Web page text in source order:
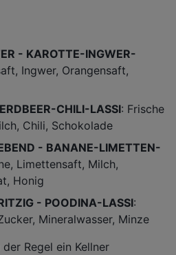
- KAROTTE-INGWER-
Ingwer, Orangensaft,
CHILI-LASSI: Frische
Chili, Schokolade
- BANANE-LIMETTEN-
Limettensaft, Milch,
Honig
- POODINA-LASSI:
Mineralwasser, Minze
Regel ein Kellner